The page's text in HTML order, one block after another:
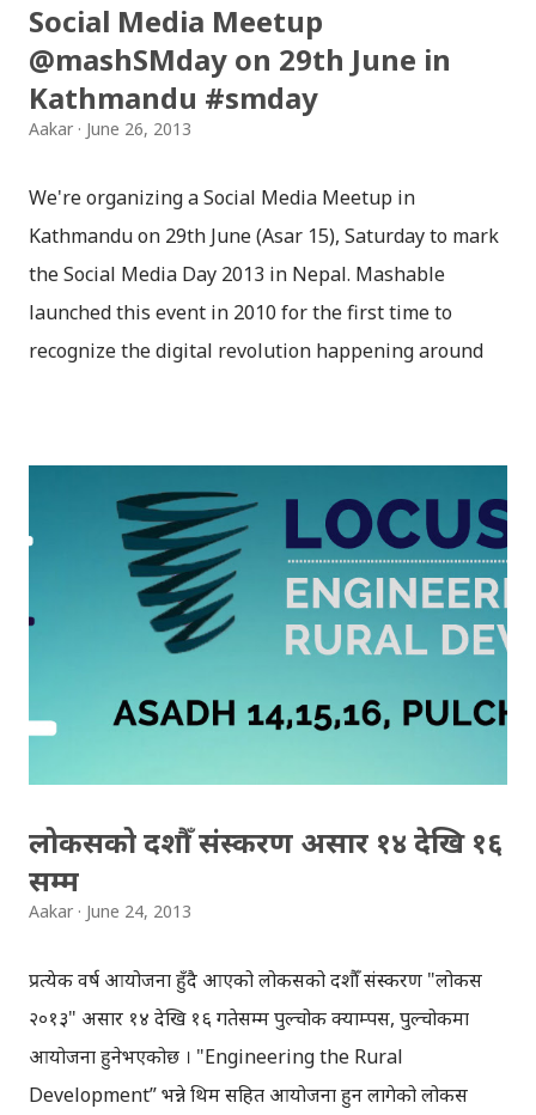
Social Media Meetup
@mashSMday on 29th June in
Kathmandu #smday
Aakar June 26, 2013
We're organizing a Social Media Meetup in
Kathmandu on 29th June (Asar 15), Saturday to mark
the Social Media Day 2013 in Nepal. Mashable
launched this event in 2010 for the first time to
recognize the digital revolution happening around
celebrate Mashable’s fourth annual Social Media
Day in Kathmandu, Nepal as well. Social Media has
become our lifestyle. Social Media serves different
value and can be used for different purposes. This
year our theme is "Social Media is Good" (Thanks to
@UjjwalAcharya ). Social Media has played a major
role in changing the fortune of many people,
communities, brands, companies and countries. In
people are using Social Media for Good. An expert
from different fields (Marketing, Journalism,
Education, Literature, Movie, Music, Sports, Campai...
लोकसको दशौँ संस्करण असार १४ देखि १६
सम्म
Aakar June 24, 2013
प्रत्येक वर्ष आयोजना हुँदै आएको लोकसको दशौँ संस्करण "लोकस
२०१३" असार १४ देखि १६ गतेसम्म पुल्चोक क्याम्पस, पुल्चोकमा
आयोजना हुनेभएकोछ । "Engineering the Rural
Development” भन्ने थिम सहित आयोजना हुन लागेको लोकस